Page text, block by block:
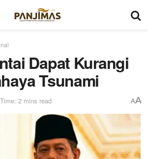
Dapat Kurangi
Tsunami
2 mins read AA